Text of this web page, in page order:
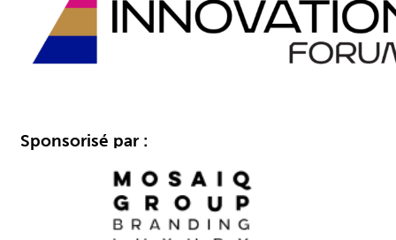
Sponsorisé par :